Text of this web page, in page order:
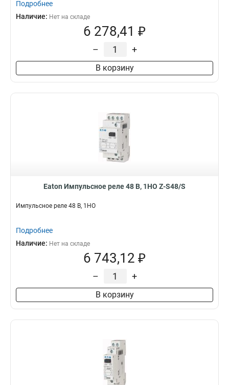
Подробнее
Наличие: Нет на складе
6 278,41 ₽
– +
В корзину
Eaton Импульсное реле 48 В, 1НО Z-S48/S
Импульсное реле 48 В, 1НО
Подробнее
Наличие: Нет на складе
6 743,12 ₽
– +
В корзину